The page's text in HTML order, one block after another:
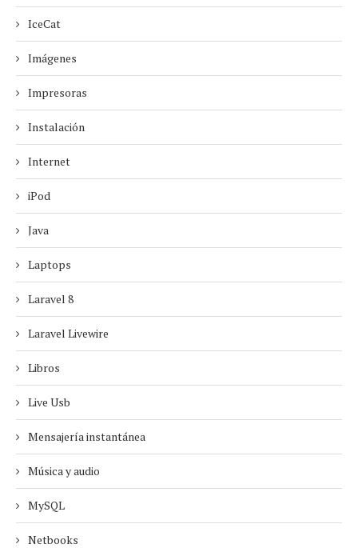
IceCat
Imágenes
Impresoras
Instalación
Internet
iPod
Java
Laptops
Laravel 8
Laravel Livewire
Libros
Live Usb
Mensajería instantánea
Música y audio
MySQL
Netbooks